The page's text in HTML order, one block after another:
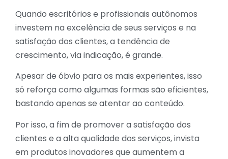
Quando escritórios e profissionais autônomos
investem na excelência de seus serviços e na
satisfação dos clientes, a tendência de
crescimento, via indicação, é grande.
Apesar de óbvio para os mais experientes, isso
só reforça como algumas formas são eficientes,
bastando apenas se atentar ao conteúdo.
Por isso, a fim de promover a satisfação dos
clientes e a alta qualidade dos serviços, invista
em produtos inovadores que aumentem a